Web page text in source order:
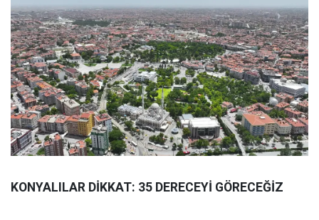
KONYALILAR DİKKAT: 35 DERECEYİ GÖRECEĞİZ